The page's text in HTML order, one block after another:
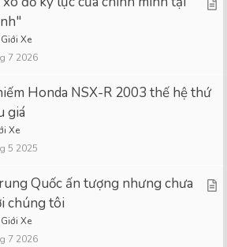
Xe
7 2026
Honda NSX-R 2003 thế hệ thứ
giá
Xe
5 2025
A
Quốc ấn tượng nhưng chưa
chúng tôi
Xe
7 2026